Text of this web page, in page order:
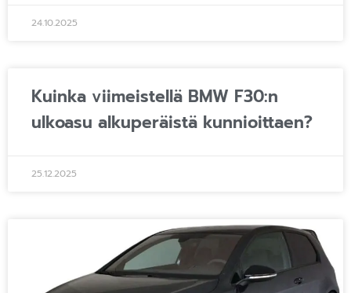
24.10.2025
Kuinka viimeistellä BMW F30:n
ulkoasu alkuperäistä kunnioittaen?
25.12.2025